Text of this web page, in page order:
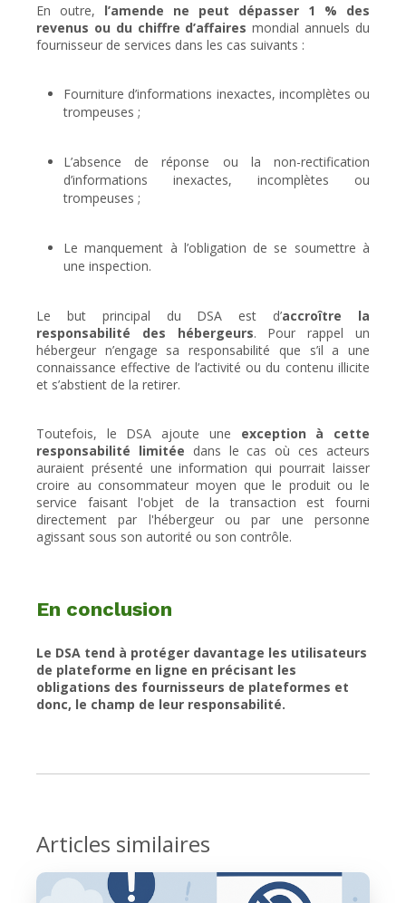
En outre, l’amende ne peut dépasser 1 % des
revenus ou du chiffre d’affaires mondial annuels du
fournisseur de services dans les cas suivants :
Fourniture d’informations inexactes, incomplètes ou
trompeuses ;
L’absence de réponse ou la non-rectification
d’informations inexactes, incomplètes ou
trompeuses ;
Le manquement à l’obligation de se soumettre à
une inspection.
Le but principal du DSA est d’accroître la
responsabilité des hébergeurs. Pour rappel un
hébergeur n’engage sa responsabilité que s’il a une
connaissance effective de l’activité ou du contenu illicite
et s’abstient de la retirer.
Toutefois, le DSA ajoute une exception à cette
responsabilité limitée dans le cas où ces acteurs
auraient présenté une information qui pourrait laisser
croire au consommateur moyen que le produit ou le
service faisant l'objet de la transaction est fourni
directement par l'hébergeur ou par une personne
agissant sous son autorité ou son contrôle.
En conclusion
Le DSA tend à protéger davantage les utilisateurs
de plateforme en ligne en précisant les
obligations des fournisseurs de plateformes et
donc, le champ de leur responsabilité.
Articles similaires